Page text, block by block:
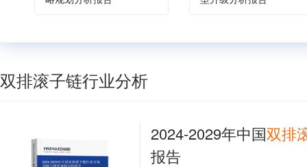
双排滚子链行业分析
2024-2029年中国双排
报告